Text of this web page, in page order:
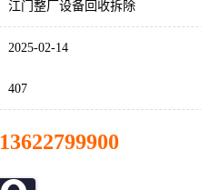
江门整厂设备回收拆除
2025-02-14
407
13622799900